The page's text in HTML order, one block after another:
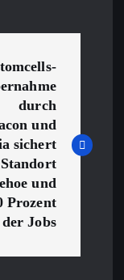
durch
und
sichert
Standort
und
Prozent
der Jobs